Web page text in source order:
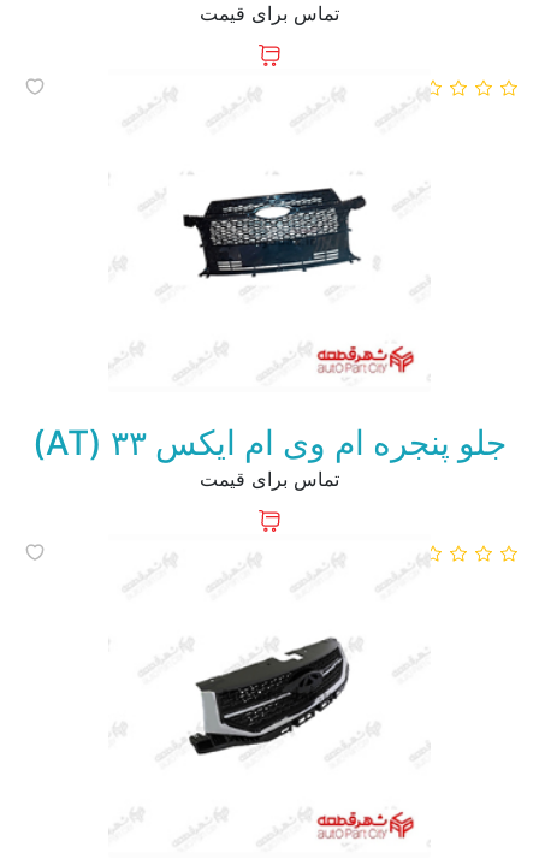
تماس برای قیمت
جلو پنجره ام وی ام ایکس ۳۳ (AT)
تماس برای قیمت